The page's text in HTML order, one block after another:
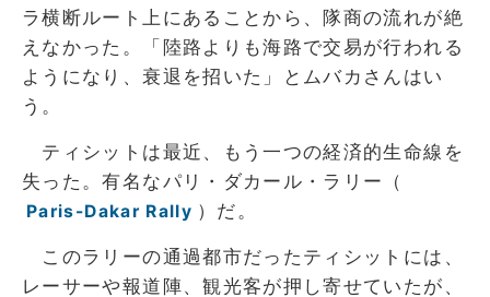
ラ横断ルート上にあることから、隊商の流れが絶
えなかった。「陸路よりも海路で交易が行われる
ようになり、衰退を招いた」とムバカさんはい
う。
ティシットは最近、もう一つの経済的生命線を
失った。有名なパリ・ダカール・ラリー（
Paris-Dakar Rally ）だ。
このラリーの通過都市だったティシットには、
レーサーや報道陣、観光客が押し寄せていたが、